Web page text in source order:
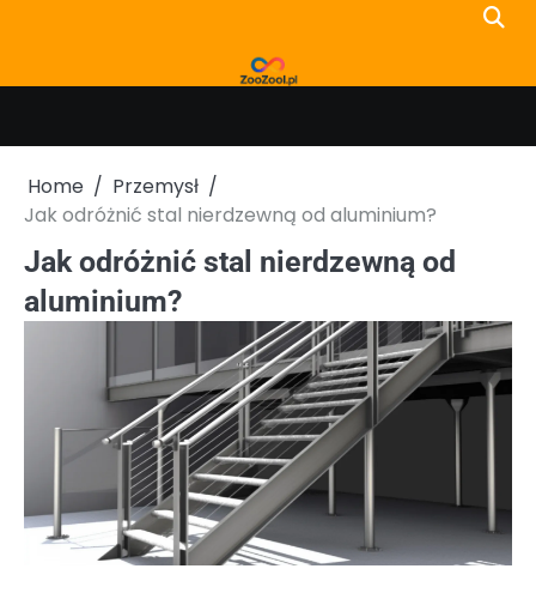
Home
Przemysł
Jak odróżnić stal nierdzewną od aluminium?
Jak odróżnić stal nierdzewną od
aluminium?